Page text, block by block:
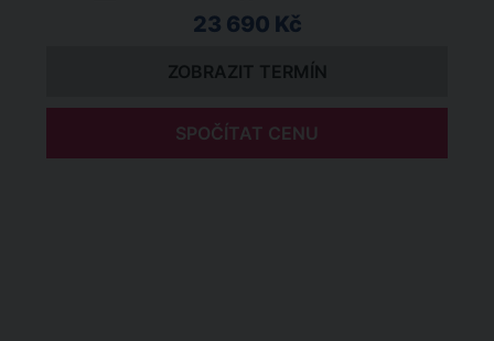
23 690 Kč
ZOBRAZIT TERMÍN
SPOČÍTAT CENU